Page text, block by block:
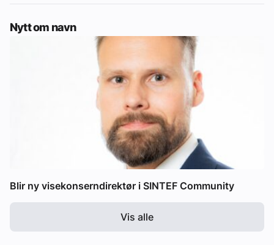
Nytt om navn
Blir ny visekonserndirektør i SINTEF Community
Vis alle